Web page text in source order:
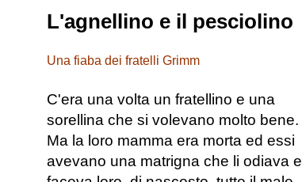
L'agnellino e il pesciolino
Una fiaba dei fratelli Grimm
C'era una volta un fratellino e una
sorellina che si volevano molto bene.
Ma la loro mamma era morta ed essi
avevano una matrigna che li odiava e